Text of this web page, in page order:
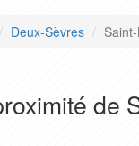
Deux-Sèvres
de